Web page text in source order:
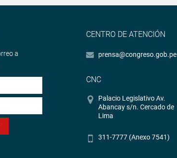
a
CENTRO DE ATENCIÓN
prensa@congreso.gob.pe
CNC
Palacio Legislativo Av.
Abancay s/n. Cercado de
Lima
311-7777 (Anexo 7541)